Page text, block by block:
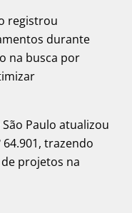
registrou
durante
na busca por
Paulo atualizou
trazendo
projetos na